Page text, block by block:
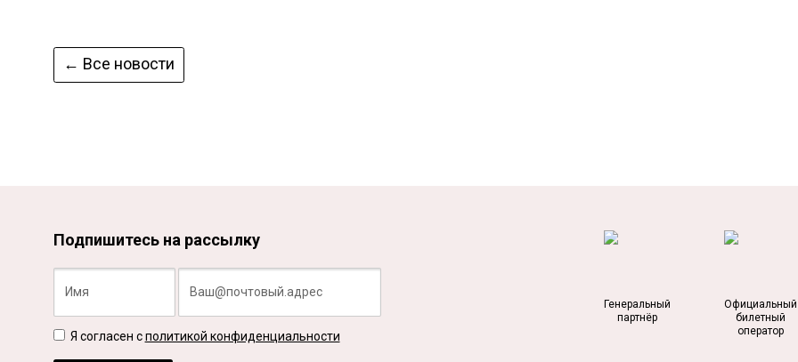
← Все новости
Подпишитесь на рассылку
Я согласен сполитикой конфиденциальности
Генеральный
партнёр
Официальный
билетный
оператор